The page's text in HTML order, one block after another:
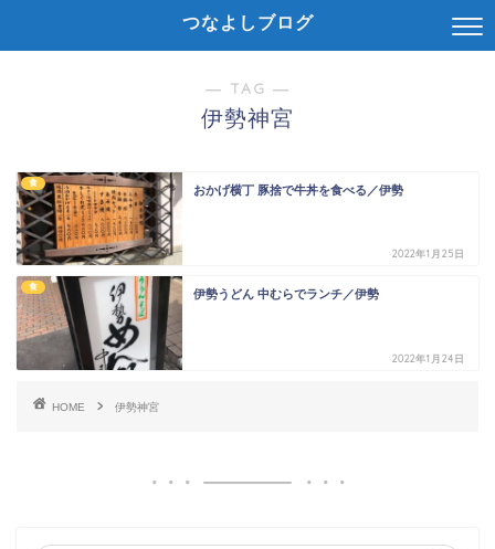
つなよしブログ
― TAG ―
伊勢神宮
食
おかげ横丁 豚捨で牛丼を食べる／伊勢
2022年1月25日
食
伊勢うどん 中むらでランチ／伊勢
2022年1月24日
HOME 伊勢神宮